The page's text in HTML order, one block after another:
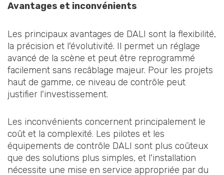
Avantages et inconvénients
Les principaux avantages de DALI sont la flexibilité,
la précision et l'évolutivité. Il permet un réglage
avancé de la scène et peut être reprogrammé
facilement sans recâblage majeur. Pour les projets
haut de gamme, ce niveau de contrôle peut
justifier l'investissement.
Les inconvénients concernent principalement le
coût et la complexité. Les pilotes et les
équipements de contrôle DALI sont plus coûteux
que des solutions plus simples, et l'installation
nécessite une mise en service appropriée par du